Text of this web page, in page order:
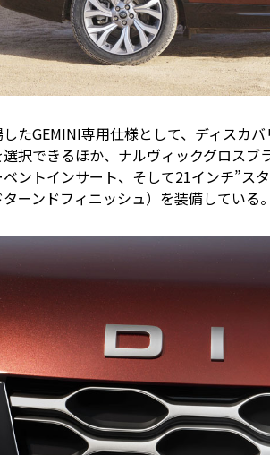
たGEMINI専用仕様として、ディスカ
選択できるほか、ナルヴィックグロス
ベントインサート、そして21インチ”ス
ーンドフィニッシュ）を装備している。